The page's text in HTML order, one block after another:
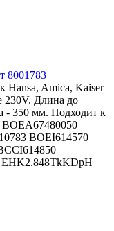
8001783
Hansa, Amica, Kaiser
230V. Длина до
- 350 мм. Подходит к
BOEI614570
EHK2.848TkKDpH